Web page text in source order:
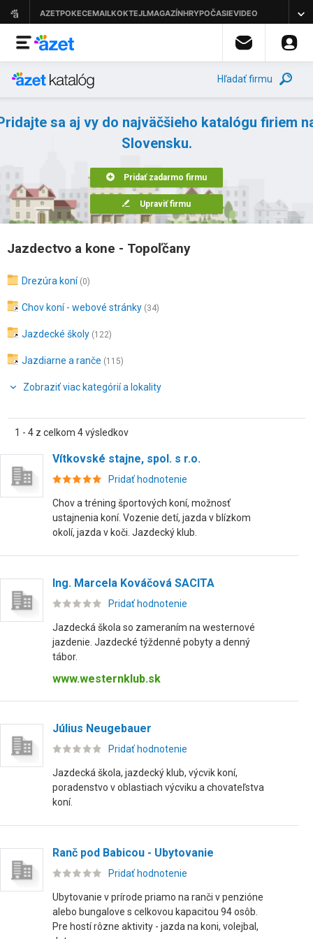
Hľadať firmu
sa aj vy do najväčšieho katalógu firiem
Slovensku.
Pridať zadarmo firmu
Upraviť firmu
Jazdectvo a kone - Topoľčany
Drezúra koní (0)
Chov koní - webové stránky (34)
Jazdecké školy (122)
Jazdiarne a ranče (115)
Zobraziť viac kategórií a lokality
1 - 4 z celkom 4 výsledkov
Vítkovské stajne, spol. s r.o.
Pridať hodnotenie
Chov a tréning športových koní, možnosť
ustajnenia koní. Vozenie detí, jazda v blízkom
okolí, jazda v koči. Jazdecký klub.
Ing. Marcela Kováčová SACITA
Pridať hodnotenie
Jazdecká škola so zameraním na westernové
jazdenie. Jazdecké týždenné pobyty a denný
tábor.
www.westernklub.sk
Július Neugebauer
Pridať hodnotenie
Jazdecká škola, jazdecký klub, výcvik koní,
poradenstvo v oblastiach výcviku a chovateľstva
koní.
Ranč pod Babicou - Ubytovanie
Pridať hodnotenie
Ubytovanie v prírode priamo na ranči v penzióne
alebo bungalove s celkovou kapacitou 94 osôb.
Pre hostí rôzne aktivity - jazda na koni, volejbal,